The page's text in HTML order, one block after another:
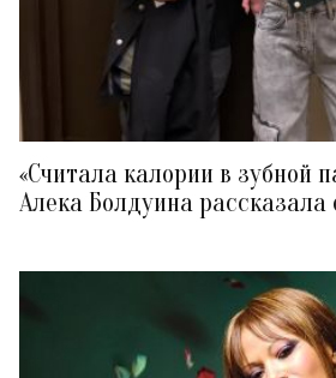
«Считала калории в зубной
Алека Болдуина рассказала